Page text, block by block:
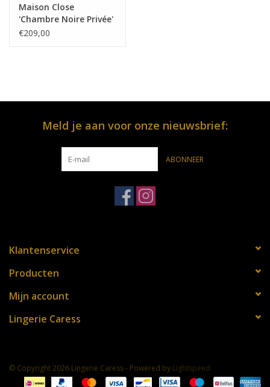
Maison Close
'Chambre Noire Privée'
Rok 561434
€209,00
Meld je aan voor onze nieuwsbrief:
ABONNEER
Klantenservice
Producten
Mijn account
Lingerie Caress
© Copyright 2026 Lingerie Caress - Powered by Lightspeed